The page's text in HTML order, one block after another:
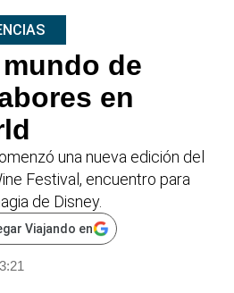
mundo de
en
una nueva edición del
Festival, encuentro para
de Disney.
Viajando en